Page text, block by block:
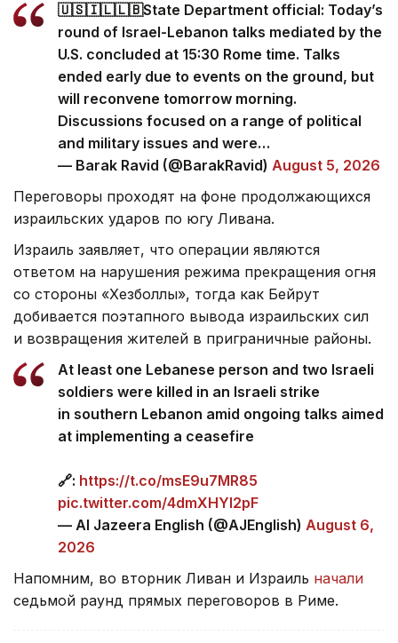
🇺🇸🇮🇱🇱🇧State Department official: Today’s
round of Israel-Lebanon talks mediated by the
U.S. concluded at 15:30 Rome time. Talks
ended early due to events on the ground, but
will reconvene tomorrow morning.
Discussions focused on a range of political
and military issues and were…
— Barak Ravid (@BarakRavid) August 5, 2026
Переговоры проходят на фоне продолжающихся
израильских ударов по югу Ливана.
Израиль заявляет, что операции являются
ответом на нарушения режима прекращения огня
со стороны «Хезболлы», тогда как Бейрут
добивается поэтапного вывода израильских сил
и возвращения жителей в приграничные районы.
At least one Lebanese person and two Israeli
soldiers were killed in an Israeli strike
in southern Lebanon amid ongoing talks aimed
at implementing a ceasefire
🔗: https://t.co/msE9u7MR85
pic.twitter.com/4dmXHYl2pF
— Al Jazeera English (@AJEnglish) August 6,
2026
Напомним, во вторник Ливан и Израиль начали
седьмой раунд прямых переговоров в Риме.